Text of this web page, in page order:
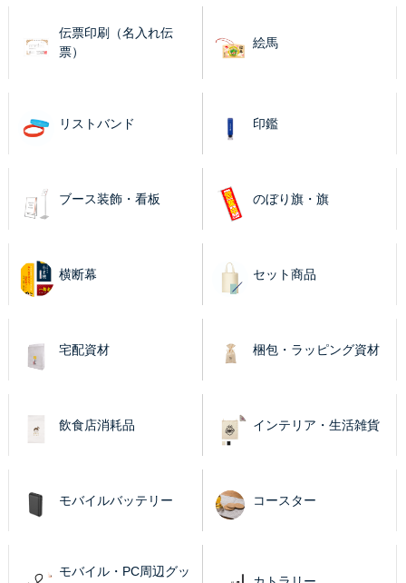
伝票印刷（名入れ伝
票）
絵馬
リストバンド 印鑑
ブース装飾・看板 のぼり旗・旗
横断幕 セット商品
宅配資材 梱包・ラッピング資材
飲食店消耗品 インテリア・生活雑貨
モバイルバッテリー コースター
モバイル・PC周辺グッ